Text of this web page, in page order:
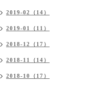
2019-02（14）
2019-01（11）
2018-12（17）
2018-11（14）
2018-10（17）